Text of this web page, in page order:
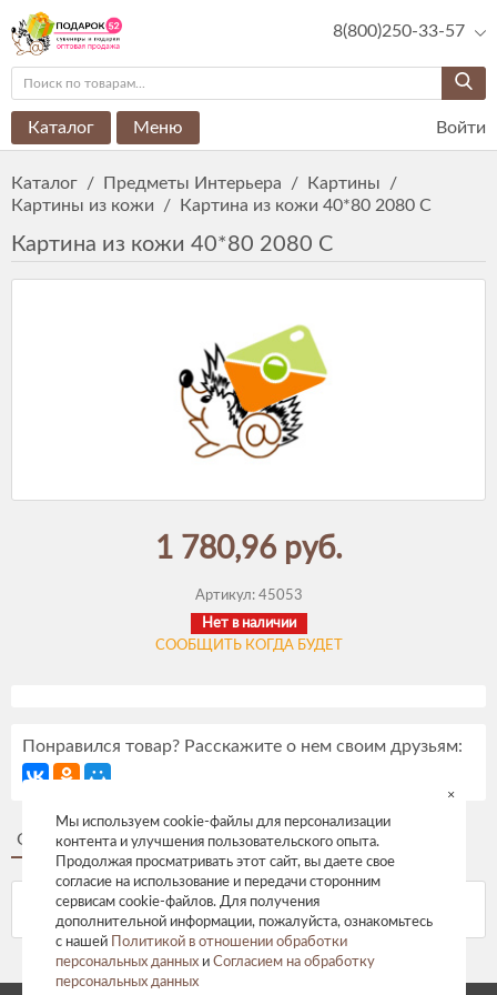
8(800)250-33-57
Каталог Меню Войти
Каталог / Предметы Интерьера / Картины
/
Картины из кожи
/ Картина из кожи 40*80 2080 С
Картина из кожи 40*80 2080 С
1 780,96 руб.
Артикул: 45053
Нет в наличии
СООБЩИТЬ КОГДА БУДЕТ
Понравился товар? Расскажите о нем своим друзьям:
Описание Отзывы
Мы используем cookie-файлы для персонализации
контента и улучшения пользовательского опыта.
Продолжая просматривать этот сайт, вы даете свое
согласие на использование и передачи сторонним
сервисам cookie-файлов. Для получения
дополнительной информации, пожалуйста, ознакомьтесь
с нашей
Политикой в отношении обработки
персональных данных и Согласием на обработку
персональных данных
×